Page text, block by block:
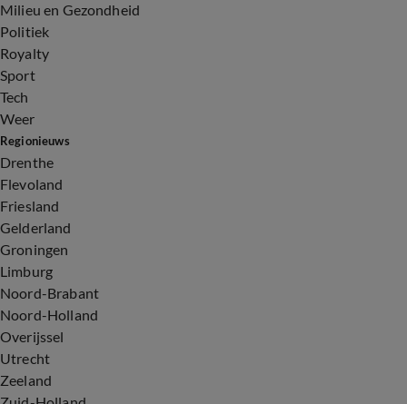
Milieu en Gezondheid
Politiek
Royalty
Sport
Tech
Weer
Regionieuws
Drenthe
Flevoland
Friesland
Gelderland
Groningen
Limburg
Noord-Brabant
Noord-Holland
Overijssel
Utrecht
Zeeland